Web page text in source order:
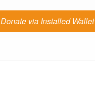
Donate via Installed Wallet